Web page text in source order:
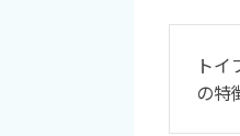
ト
の特